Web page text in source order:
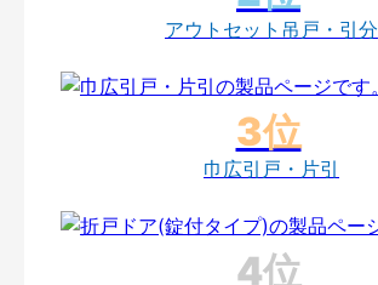
アウトセット吊戸・引分
巾広引戸・片引